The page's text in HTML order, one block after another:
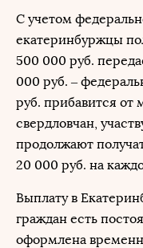
С учетом
екатеринбуржцы
500 000 руб.
000 руб. –
руб. прибавится от
свердловчан,
продолжают
20 000 руб. на
Выплату в
граждан есть
оформлена